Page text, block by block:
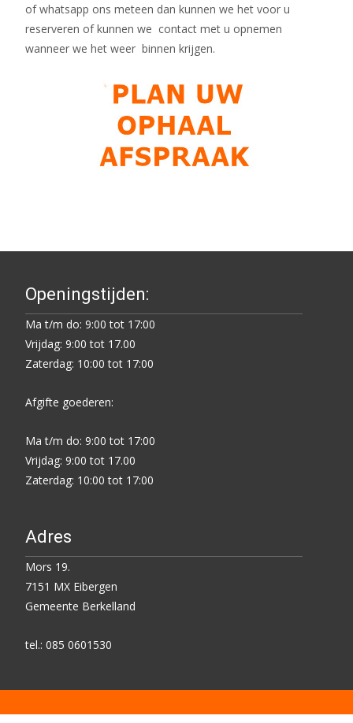
of whatsapp ons meteen dan kunnen we het voor u
reserveren of kunnen we contact met u opnemen
wanneer we het weer binnen krijgen.
Openingstijden:
Ma t/m do: 9:00 tot 17:00
Vrijdag: 9:00 tot 17.00
Zaterdag: 10:00 tot 17:00
Afgifte goederen:
Ma t/m do: 9:00 tot 17:00
Vrijdag: 9:00 tot 17.00
Zaterdag: 10:00 tot 17:00
Adres
Mors 19.
7151 MX Eibergen
Gemeente Berkelland
tel.: 085 0601530